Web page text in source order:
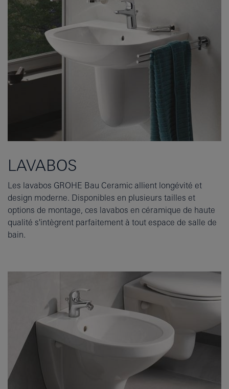
LAVABOS
Les lavabos GROHE Bau Ceramic allient longévité et
design moderne. Disponibles en plusieurs tailles et
options de montage, ces lavabos en céramique de haute
qualité s'intègrent parfaitement à tout espace de salle de
bain.